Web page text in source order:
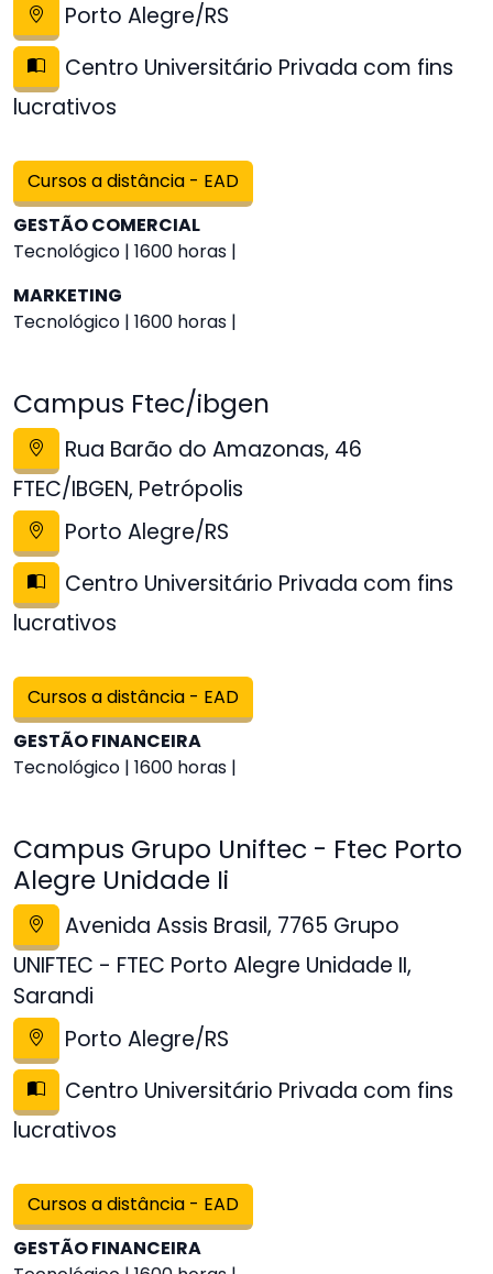
Porto Alegre/RS
Centro Universitário Privada com fins
lucrativos
Cursos a distância - EAD
GESTÃO COMERCIAL
Tecnológico | 1600 horas |
MARKETING
Tecnológico | 1600 horas |
Campus Ftec/ibgen
Rua Barão do Amazonas, 46
FTEC/IBGEN, Petrópolis
Porto Alegre/RS
Centro Universitário Privada com fins
lucrativos
Cursos a distância - EAD
GESTÃO FINANCEIRA
Tecnológico | 1600 horas |
Campus Grupo Uniftec - Ftec Porto
Alegre Unidade Ii
Avenida Assis Brasil, 7765 Grupo
UNIFTEC - FTEC Porto Alegre Unidade II,
Sarandi
Porto Alegre/RS
Centro Universitário Privada com fins
lucrativos
Cursos a distância - EAD
GESTÃO FINANCEIRA